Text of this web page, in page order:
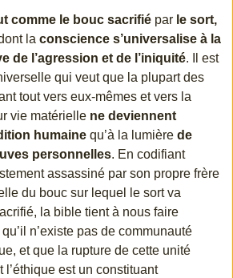
comme le bouc sacrifiépar le sort,
la conscience s’universalise à la
de l’agression et de l’iniquité. Il est
qui veut que la plupart des
tout vers eux-mêmes et vers la
vie matérielle ne deviennent
humainequ’à la lumière de
personnelles. En codifiant
assassiné par son propre frère
du bouc sur lequel le sort va
la bible tient à nous faire
n’existe pas de communauté
et que la rupture de cette unité
l’éthique est un constituant